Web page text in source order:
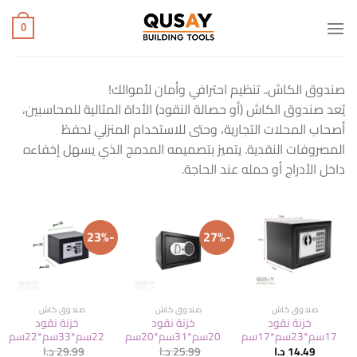
للمحتوى
0
صندوق الكاش.. تنظيم احترافي وأمان لأموالك!
يُعد صندوق الكاش (أو حصالة النقود) الأداة المثالية للمحاسبين،
أصحاب المحلات التجارية، وحتى للاستخدام المنزلي لحفظ
المصروفات النقدية. يتميز بتصميمه المدمج الذي يسهل إخفاءه
داخل الأدراج أو حمله عند الحاجة.
صندوق كاش
خزنة نقود
17سم*23سم*17سم
14.49د.ا
-27%
صندوق كاش
خزنة نقود
20سم*31سم*20سم
25.99د.ا
-23%
صندوق كاش
خزنة نقود
22سم*33سم*22سم
29.99د.ا